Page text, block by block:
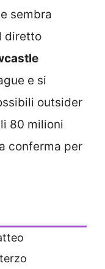
sembra
diretto
e si
outsider
80 milioni
conferma per